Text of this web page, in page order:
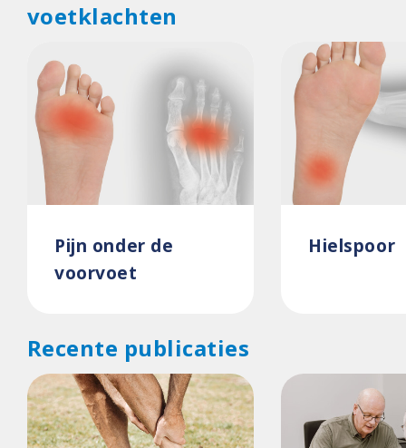
voetklachten
Pijn onder de
voorvoet
Hielspoor
Recente publicaties